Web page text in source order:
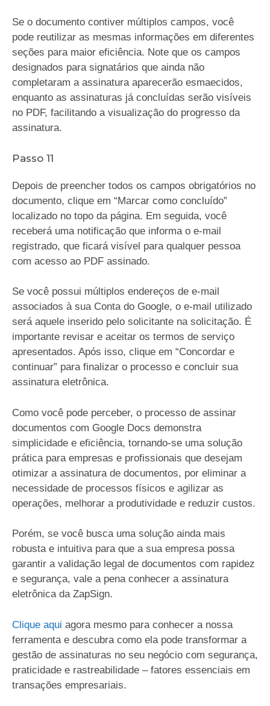
Se o documento contiver múltiplos campos, você
pode reutilizar as mesmas informações em diferentes
seções para maior eficiência. Note que os campos
designados para signatários que ainda não
completaram a assinatura aparecerão esmaecidos,
enquanto as assinaturas já concluídas serão visíveis
no PDF, facilitando a visualização do progresso da
assinatura.
Passo 11
Depois de preencher todos os campos obrigatórios no
documento, clique em “Marcar como concluído”
localizado no topo da página. Em seguida, você
receberá uma notificação que informa o e-mail
registrado, que ficará visível para qualquer pessoa
com acesso ao PDF assinado.
Se você possui múltiplos endereços de e-mail
associados à sua Conta do Google, o e-mail utilizado
será aquele inserido pelo solicitante na solicitação. É
importante revisar e aceitar os termos de serviço
apresentados. Após isso, clique em “Concordar e
continuar” para finalizar o processo e concluir sua
assinatura eletrônica.
Como você pode perceber, o processo de assinar
documentos com Google Docs demonstra
simplicidade e eficiência, tornando-se uma solução
prática para empresas e profissionais que desejam
otimizar a assinatura de documentos, por eliminar a
necessidade de processos físicos e agilizar as
operações, melhorar a produtividade e reduzir custos.
Porém, se você busca uma solução ainda mais
robusta e intuitiva para que a sua empresa possa
garantir a validação legal de documentos com rapidez
e segurança, vale a pena conhecer a assinatura
eletrônica da ZapSign.
Clique aqui agora mesmo para conhecer a nossa
ferramenta e descubra como ela pode transformar a
gestão de assinaturas no seu negócio com segurança,
praticidade e rastreabilidade – fatores essenciais em
transações empresariais.